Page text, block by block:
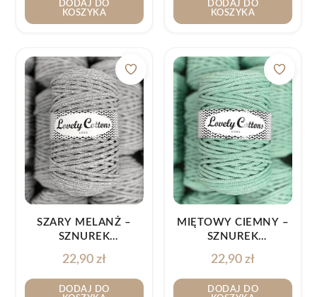
DODAJ DO
KOSZYKA
DODAJ DO
KOSZYKA
SZARY MELANŻ –
SZNUREK
22,90 zł
DODAJ DO
MIĘTOWY CIEMNY –
SZNUREK
22,90zł
DODAJ DO